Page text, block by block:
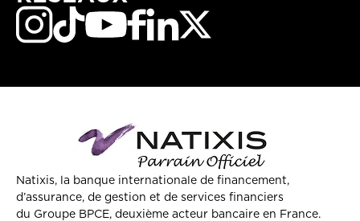
Natixis, la banque internationale de financement,
d’assurance, de gestion et de services financiers
du Groupe BPCE, deuxième acteur bancaire en France.